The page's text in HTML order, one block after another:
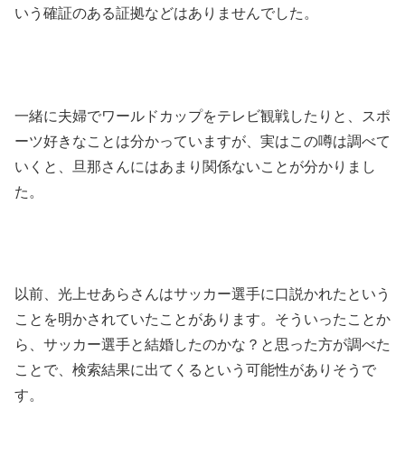
いう確証のある証拠などはありませんでした。
一緒に夫婦でワールドカップをテレビ観戦したりと、スポ
ーツ好きなことは分かっていますが、実はこの噂は調べて
いくと、旦那さんにはあまり関係ないことが分かりまし
た。
以前、光上せあらさんはサッカー選手に口説かれたという
ことを明かされていたことがあります。そういったことか
ら、サッカー選手と結婚したのかな？と思った方が調べた
ことで、検索結果に出てくるという可能性がありそうで
す。